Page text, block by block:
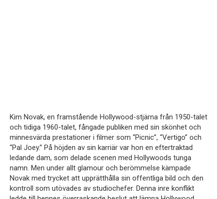
Kim Novak, en framstående Hollywood-stjärna från 1950-talet
och tidiga 1960-talet, fångade publiken med sin skönhet och
minnesvärda prestationer i filmer som “Picnic”, “Vertigo” och
“Pal Joey.” På höjden av sin karriär var hon en eftertraktad
ledande dam, som delade scenen med Hollywoods tunga
namn. Men under allt glamour och berömmelse kämpade
Novak med trycket att upprätthålla sin offentliga bild och den
kontroll som utövades av studiochefer. Denna inre konflikt